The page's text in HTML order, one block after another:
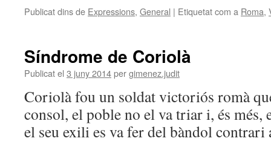
Publicat dins de Expressions, General | Etiquetat com a Roma,
Síndrome de Coriolà
Publicat el 3 juny 2014pergimenez.judit
Coriolà fou un soldat victoriós romà
consol, el poble no el va triar i, és més,
el seu exili es va fer del bàndol contrari